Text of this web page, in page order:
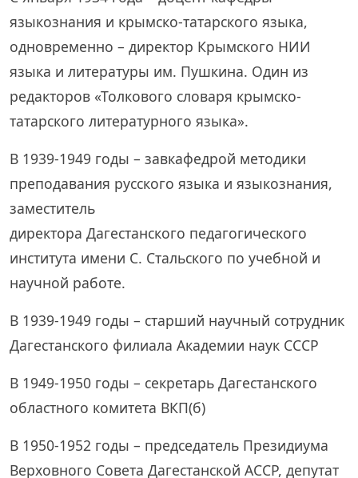
языкознания и крымско-татарского языка,
одновременно – директор Крымского НИИ
языка и литературы им. Пушкина. Один из
редакторов «Толкового словаря крымско-
татарского литературного языка».
В 1939-1949 годы – завкафедрой методики
преподавания русского языка и языкознания,
заместитель
директора Дагестанского педагогического
института имени С. Стальского по учебной и
научной работе.
В 1939-1949 годы – старший научный сотрудник
Дагестанского филиала Академии наук СССР
В 1949-1950 годы – секретарь Дагестанского
областного комитета ВКП(б)
В 1950-1952 годы – председатель Президиума
Верховного Совета Дагестанской АССР, депутат